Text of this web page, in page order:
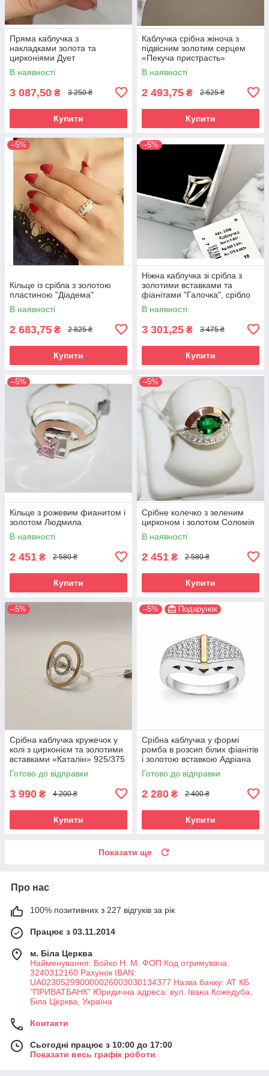
Пряма каблучка з
накладками золота та
цирконіями Дует
В наявності
3 087,50 ₴ 3 250 ₴
Купити
Каблучка срібна жіноча з
підвісним золотим серцем
«Пекуча пристрасть»
Каблучка зі срібла 925 проби
та золота 375 проби
В наявності
2 493,75 ₴ 2 625 ₴
Купити
–5%
Кільце із срібла з золотою
пластиною "Діадема"
В наявності
2 683,75 ₴ 2 825 ₴
Купити
–5%
Ніжна каблучка зі срібла з
золотими вставками та
фіанітами "Галочка", срібло
925 / золото 375
В наявності
3 301,25 ₴ 3 475 ₴
Купити
–5%
Кільце з рожевим фианитом і
золотом Людмила
В наявності
2 451 ₴ 2 580 ₴
Купити
–5%
Срібне колечко з зеленим
цирконом і золотом Соломія
В наявності
2 451 ₴ 2 580 ₴
Купити
–5%
Срібна каблучка кружечок у
колі з цирконієм та золотими
вставками «Каталін» 925/375
Готово до відправки
3 990 ₴ 4 200 ₴
Купити
–5% Подарунок
Срібна каблучка у формі
ромба в розсип білих фіанітів
і золотою вставкою Адріана
Готово до відправки
2 280 ₴ 2 400 ₴
Купити
Показати ще
Про нас
100% позитивних з 227 відгуків за рік
Працює з 03.11.2014
м. Біла Церква
Найменування: Бойко Н. М. ФОП Код отримувача:
3240312160 Рахунок IBAN:
UA023052990000026003030134377 Назва банку: АТ КБ
"ПРИВАТБАНК" Юридична адреса: вул. Івана Кожедуба,
Біла Церква, Україна
Контакти
Сьогодні працює з 10:00 до 17:00
Показати весь графік роботи